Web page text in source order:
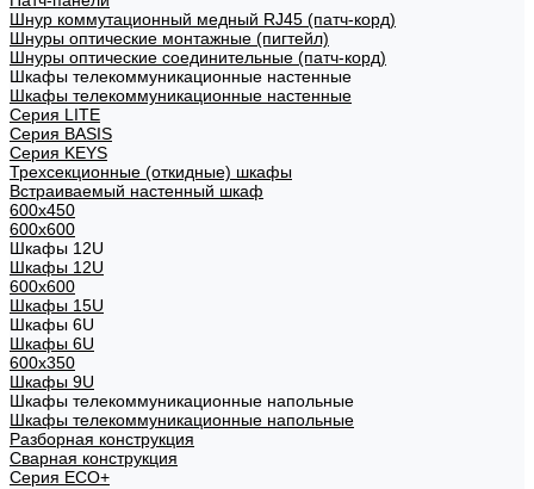
Шнур коммутационный медный RJ45 (патч-корд)
Шнуры оптические монтажные (пигтейл)
Шнуры оптические соединительные (патч-корд)
Шкафы телекоммуникационные настенные
Шкафы телекоммуникационные настенные
Cерия LITE
Cерия BASIS
Cерия KEYS
Трехсекционные (откидные) шкафы
Встраиваемый настенный шкаф
600x450
600x600
Шкафы 12U
Шкафы 12U
600x600
Шкафы 15U
Шкафы 6U
Шкафы 6U
600x350
Шкафы 9U
Шкафы телекоммуникационные напольные
Шкафы телекоммуникационные напольные
Разборная конструкция
Сварная конструкция
Серия ECO+